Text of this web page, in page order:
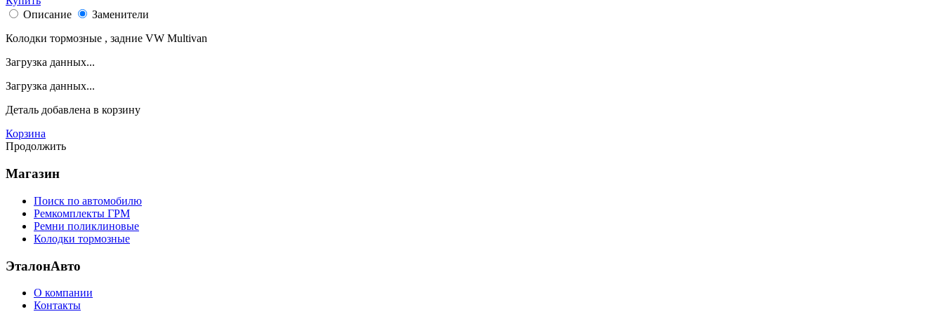
Описание
Заменители
Колодки тормозные , задние VW Multivan
Загрузка данных...
Загрузка данных...
Деталь добавлена в корзину
Корзина
Продолжить
Магазин
Поиск по автомобилю
Ремкомплекты ГРМ
Ремни поликлиновые
Колодки тормозные
ЭталонАвто
О компании
Контакты